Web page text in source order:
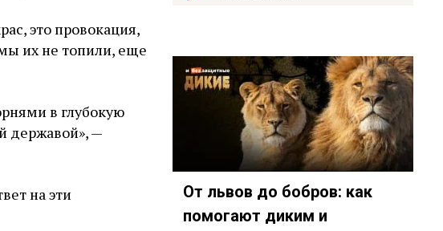
это провокация,
их не топили, еще
в глубокую
державой», —
на эти
От львов до бобров: как
помогают диким и